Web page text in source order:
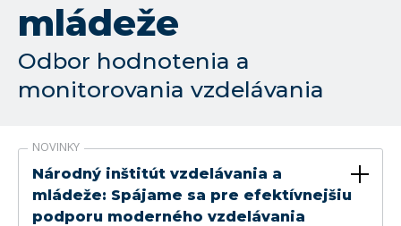
mládeže
Odbor hodnotenia a
monitorovania vzdelávania
NOVINKY
Národný inštitút vzdelávania a
mládeže: Spájame sa pre efektívnejšiu
podporu moderného vzdelávania